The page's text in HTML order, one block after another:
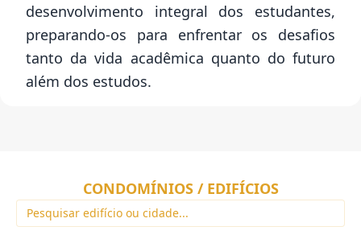
desenvolvimento integral dos estudantes,
preparando-os para enfrentar os desafios
tanto da vida acadêmica quanto do futuro
além dos estudos.
CONDOMÍNIOS / EDIFÍCIOS